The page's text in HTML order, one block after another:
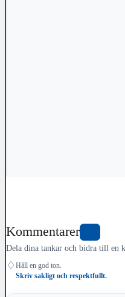
Kommentarer
Dela dina tankar och bidra till en
♢ Håll en god ton.
Skriv sakligt och respektfullt.